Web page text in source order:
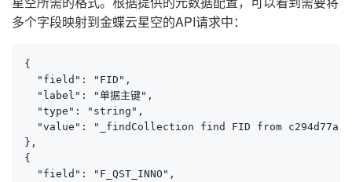
多个字段映射到金蝶云星空的API请求中：
{
  "field": "FID",
  "label": "单据主键",
  "type": "string",
"value": "_findCollection find FID from
},
{
  "field": "F_QST_INNO",